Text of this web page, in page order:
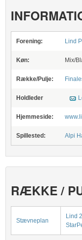
Forening: Lind
Køn: Mix/
Række/Pulje:
Holdleder
Hjemmeside:
Spillested: Alpi
RÆKKE /
Stævneplan
Lind 2